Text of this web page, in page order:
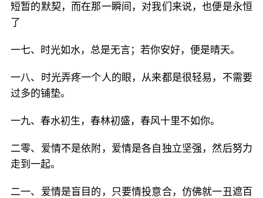
短暂的默契，而在那一瞬间，对我们来说，也便是永恒
了
一七、时光如水，总是无言；若你安好，便是晴天。
一八、时光弄疼一个人的眼，从来都是很轻易，不需要
过多的铺垫。
一九、春水初生，春林初盛，春风十里不如你。
二零、爱情不是依附，爱情是各自独立坚强，然后努力
走到一起。
二一、爱情是盲目的，只要情投意合，仿佛就一丑遮百